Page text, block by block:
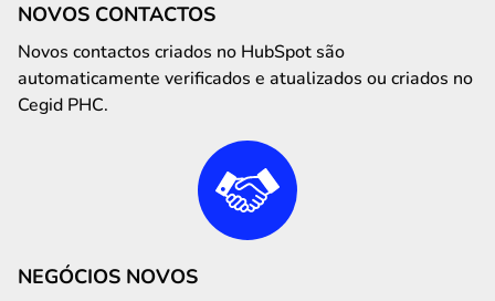
NOVOS CONTACTOS
Novos contactos criados no HubSpot são
automaticamente verificados e atualizados ou criados no
Cegid PHC.
NEGÓCIOS NOVOS